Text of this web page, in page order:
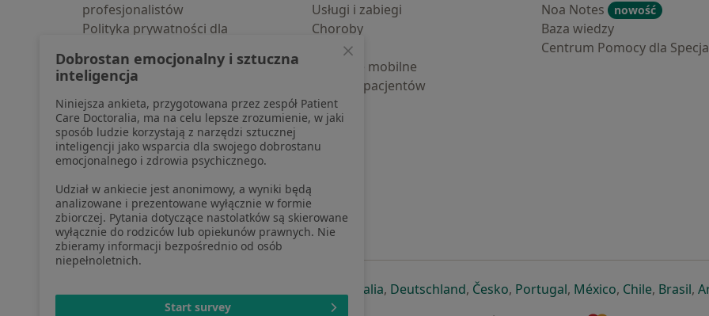
profesjonalistów
Polityka prywatności dla
pozyskaliśmy samodzielnie
Polityka cookies
Jak działają wyniki wyszukiwania
Dostępność
O nas
Praca Rekrutujemy!
Partnerzy
Centrum prasowe
Kontakt
Usługi i zabiegi
Choroby
Pomoc
Aplikacje mobilne
Blog dla pacjentów
Noa Notes
nowość
Baza wiedzy
Centrum Pomocy dla
otwiera się w nowej karcie
otwiera się w nowej karcie
otwiera się w nowej karcie
Italiaotwiera się w nowej karcie
, Deutschlandotwiera się w nowej karcie
, Českootwiera się w nowej karcie
, Portugalotwiera się w nowej
, Méxicootwiera się w
, Chileotwiera
, Brasil,
Dobrostan emocjonalny i sztuczna
inteligencja
Niniejsza ankieta, przygotowana przez zespół Patient
Care Doctoralia, ma na celu lepsze zrozumienie, w jaki
sposób ludzie korzystają z narzędzi sztucznej
inteligencji jako wsparcia dla swojego dobrostanu
emocjonalnego i zdrowia psychicznego.
Udział w ankiecie jest anonimowy, a wyniki będą
analizowane i prezentowane wyłącznie w formie
zbiorczej. Pytania dotyczące nastolatków są skierowane
wyłącznie do rodziców lub opiekunów prawnych. Nie
zbieramy informacji bezpośrednio od osób
niepełnoletnich.
Start survey